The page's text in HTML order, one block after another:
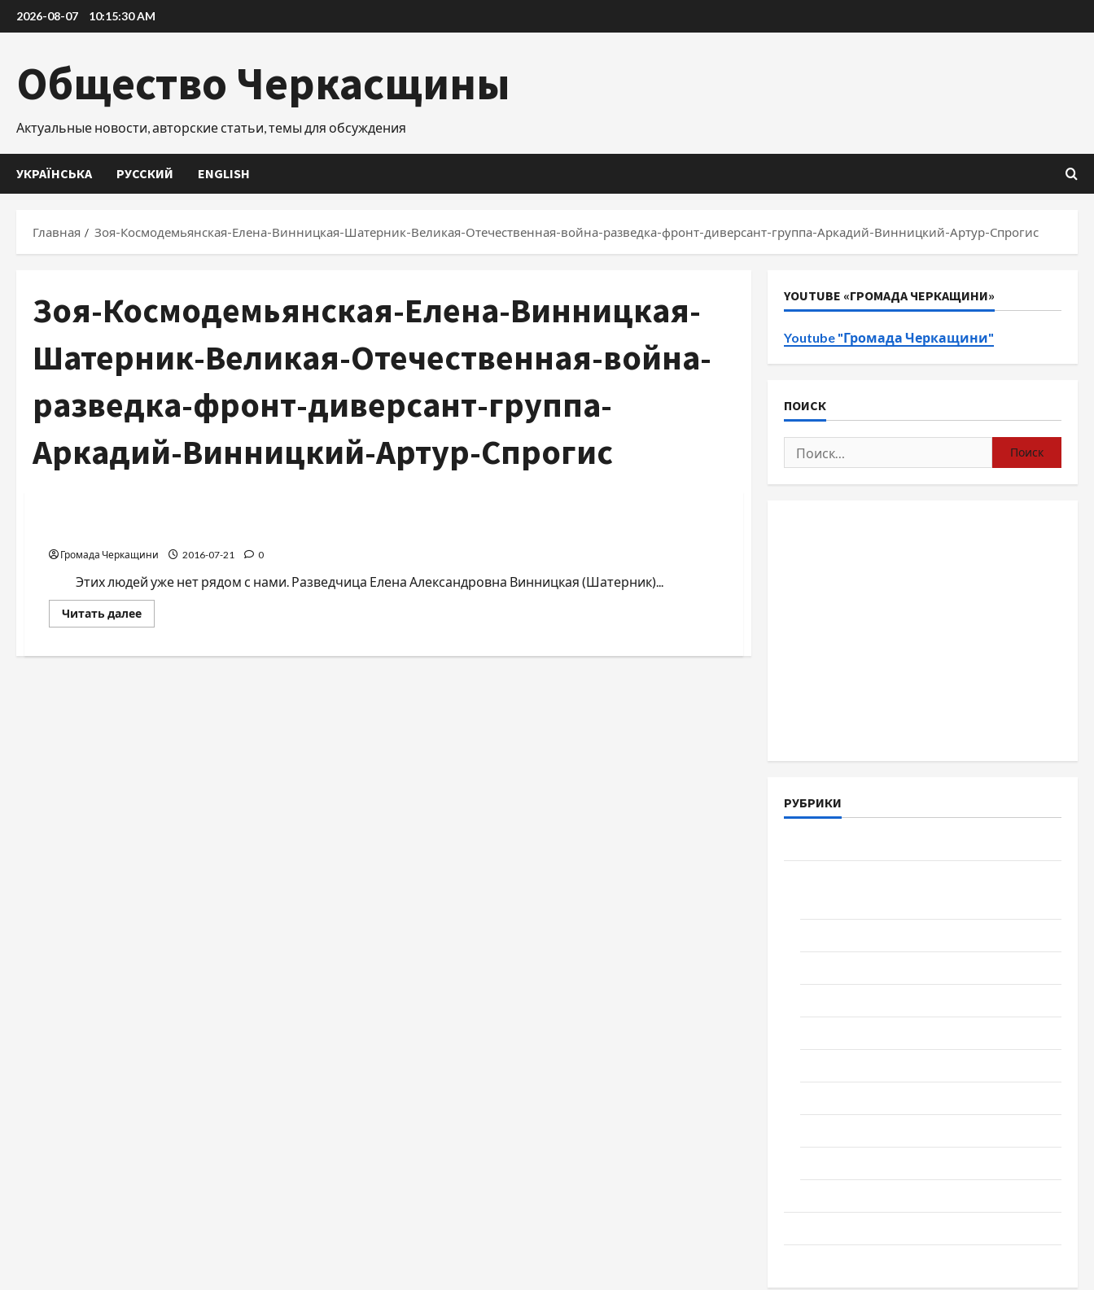
Перейти
к
2026-08-07 10:15:31 AM
Общество Черкасщины
Актуальные новости, авторские статьи, темы для обсуждения
УКРАЇНСЬКА РУССКИЙ ENGLISH
Главная Зоя-Космодемьянская-Елена-Винницкая-Шатерник-Великая-Отечественная-война-разведка-фронт-диверсант-группа-Аркадий-Винницкий-Артур-Спрогис
Зоя-Космодемьянская-Елена-Винницкая-
Шатерник-Великая-Отечественная-война-
разведка-фронт-диверсант-группа-
Аркадий-Винницкий-Артур-Спрогис
Громада Черкащини 2016-07-21 0
Этих людей уже нет рядом с нами. Разведчица Елена Александровна Винницкая (Шатерник)...
Читать далееПрочитать
больше
воин.
YOUTUBE «ГРОМАДА ЧЕРКАЩИНИ»
Youtube "Громада Черкащини"
ПОИСК
Найти:
РУБРИКИ